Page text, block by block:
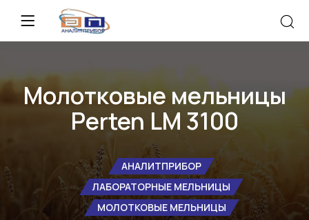
Молотковые мельницы
Perten LM 3100
АНАЛИТПРИБОР
ЛАБОРАТОРНЫЕ МЕЛЬНИЦЫ
МОЛОТКОВЫЕ МЕЛЬНИЦЫ